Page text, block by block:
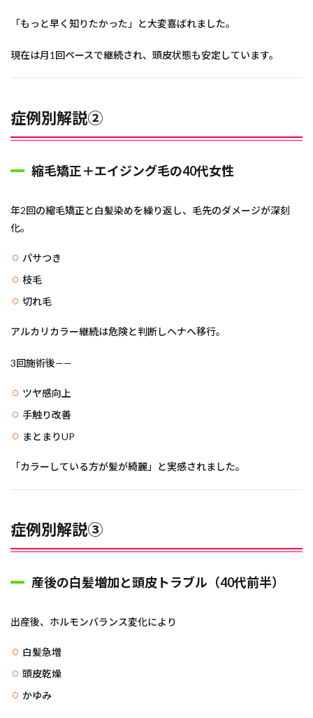
「もっと早く知りたかった」と大変喜ばれました。
現在は月1回ペースで継続され、頭皮状態も安定しています。
症例別解説②
縮毛矯正＋エイジング毛の40代女性
年2回の縮毛矯正と白髪染めを繰り返し、毛先のダメージが深刻
化。
パサつき
枝毛
切れ毛
アルカリカラー継続は危険と判断しヘナへ移行。
3回施術後——
ツヤ感向上
手触り改善
まとまりUP
「カラーしている方が髪が綺麗」と実感されました。
症例別解説③
産後の白髪増加と頭皮トラブル（40代前半）
出産後、ホルモンバランス変化により
白髪急増
頭皮乾燥
かゆみ